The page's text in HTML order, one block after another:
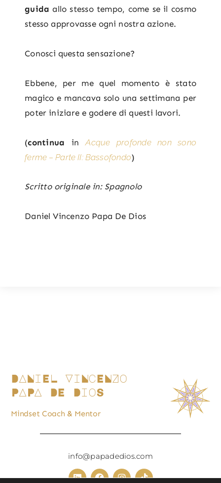
guida allo stesso tempo, come se il cosmo
stesso approvasse ogni nostra azione.
Conosci questa sensazione?
Ebbene, per me quel momento è stato
magico e mancava solo una settimana per
poter iniziare e godere di questi lavori.
(continua inAcque profonde non sono
ferme – Parte II: Bassofondo)
Scritto originale in: Spagnolo
Daniel Vincenzo Papa De Dios
DANiEL ViNcENZo
PAPA DE DioS
Mindset Coach & Mentor
info@papadedios.com
L
F
I
T